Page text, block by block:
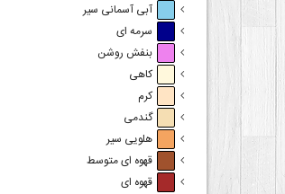
آبی آسمانی سیر
سرمه ای
بنفش روشن
کاهی
کرم
گندمی
هلویی سیر
قهوه ای متوسط
قهوه ای